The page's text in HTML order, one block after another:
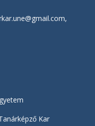
,
Kar